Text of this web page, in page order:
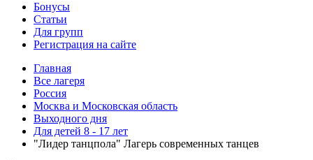
Бонусы
Статьи
Для групп
Регистрация на сайте
Главная
Все лагеря
Россия
Москва и Московская область
Выходного дня
Для детей 8 - 17 лет
"Лидер танцпола" Лагерь современных танцев